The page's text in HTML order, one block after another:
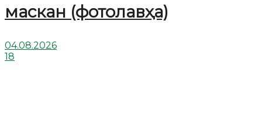
маскан (фотолавҳа)
04.08.2026
18